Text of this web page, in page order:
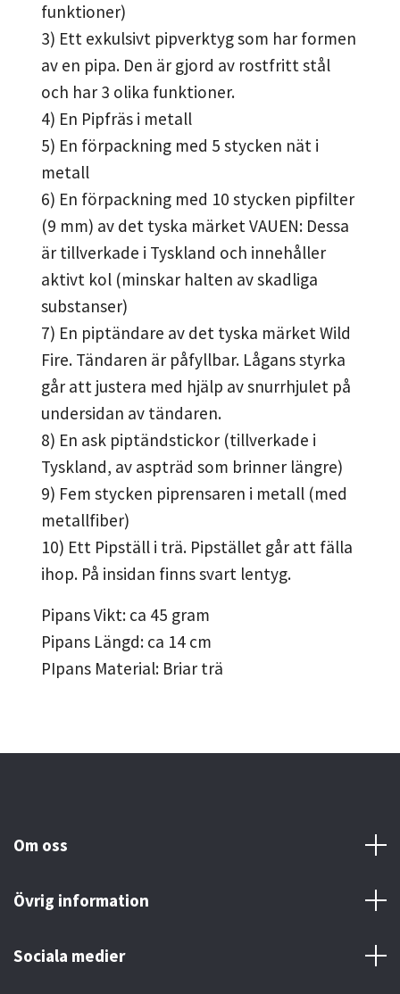
funktioner)
3) Ett exkulsivt pipverktyg som har formen
av en pipa. Den är gjord av rostfritt stål
och har 3 olika funktioner.
4) En Pipfräs i metall
5) En förpackning med 5 stycken nät i
metall
6) En förpackning med 10 stycken pipfilter
(9 mm) av det tyska märket VAUEN: Dessa
är tillverkade i Tyskland och innehåller
aktivt kol (minskar halten av skadliga
substanser)
7) En piptändare av det tyska märket Wild
Fire. Tändaren är påfyllbar. Lågans styrka
går att justera med hjälp av snurrhjulet på
undersidan av tändaren.
8) En ask piptändstickor (tillverkade i
Tyskland, av aspträd som brinner längre)
9) Fem stycken piprensaren i metall (med
metallfiber)
10) Ett Pipställ i trä. Pipstället går att fälla
ihop. På insidan finns svart lentyg.
Pipans Vikt: ca 45 gram
Pipans Längd: ca 14 cm
PIpans Material: Briar trä
Om oss
Övrig information
Sociala medier